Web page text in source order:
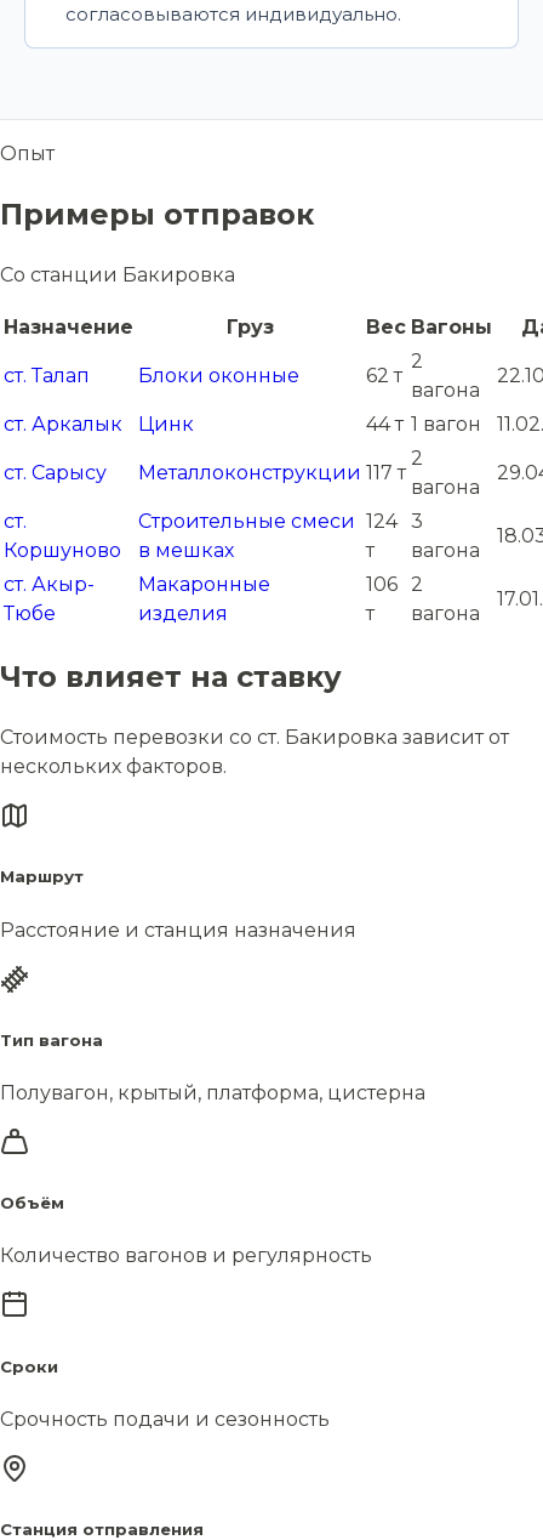
согласовываются индивидуально.
Опыт
Примеры отправок
Со станции Бакировка
Назначение Груз Вес Вагоны
ст. Талап Блоки оконные 62 т
2
вагона
ст. Аркалык Цинк 44 т 1 вагон
ст. Сарысу Металлоконструкции 117 т
2
вагона
ст.
Коршуново
Строительные смеси
в мешках
124
т
3
вагона
ст. Акыр-
Тюбе
Макаронные
изделия
106
т
2
вагона
Что влияет на ставку
Стоимость перевозки со ст. Бакировка зависит от
нескольких факторов.
Маршрут
Расстояние и станция назначения
Тип вагона
Полувагон, крытый, платформа, цистерна
Объём
Количество вагонов и регулярность
Сроки
Срочность подачи и сезонность
Станция отправления